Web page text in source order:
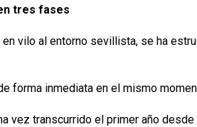
tres fases
en vilo al entorno sevillista, se ha
forma inmediata en el mismo
vez transcurrido el primer año